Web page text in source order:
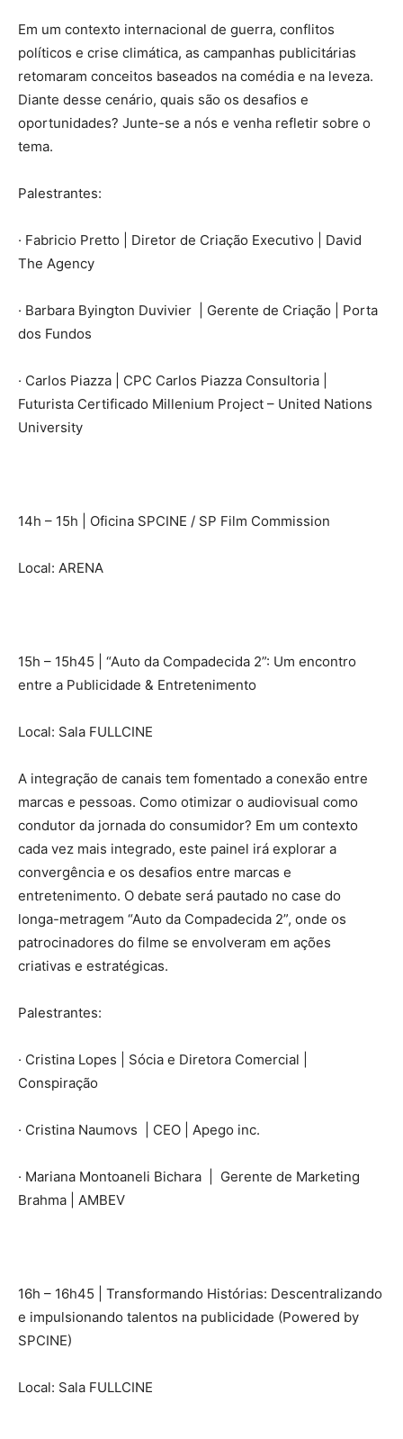
Em um contexto internacional de guerra, conflitos
políticos e crise climática, as campanhas publicitárias
retomaram conceitos baseados na comédia e na leveza.
Diante desse cenário, quais são os desafios e
oportunidades? Junte-se a nós e venha refletir sobre o
tema.
Palestrantes:
· Fabricio Pretto | Diretor de Criação Executivo | David
The Agency
· Barbara Byington Duvivier | Gerente de Criação | Porta
dos Fundos
· Carlos Piazza | CPC Carlos Piazza Consultoria |
Futurista Certificado Millenium Project – United Nations
University
14h – 15h | Oficina SPCINE / SP Film Commission
Local: ARENA
15h – 15h45 | “Auto da Compadecida 2”: Um encontro
entre a Publicidade & Entretenimento
Local: Sala FULLCINE
A integração de canais tem fomentado a conexão entre
marcas e pessoas. Como otimizar o audiovisual como
condutor da jornada do consumidor? Em um contexto
cada vez mais integrado, este painel irá explorar a
convergência e os desafios entre marcas e
entretenimento. O debate será pautado no case do
longa-metragem “Auto da Compadecida 2”, onde os
patrocinadores do filme se envolveram em ações
criativas e estratégicas.
Palestrantes:
· Cristina Lopes | Sócia e Diretora Comercial |
Conspiração
· Cristina Naumovs | CEO | Apego inc.
· Mariana Montoaneli Bichara | Gerente de Marketing
Brahma | AMBEV
16h – 16h45 | Transformando Histórias: Descentralizando
e impulsionando talentos na publicidade (Powered by
SPCINE)
Local: Sala FULLCINE